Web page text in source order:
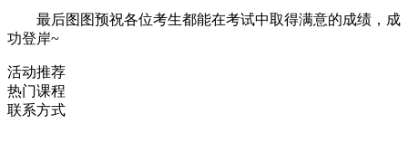
最后图图预祝各位考生都能在考试中取得满意的成绩，成
功登岸~
活动推荐
热门课程
联系方式